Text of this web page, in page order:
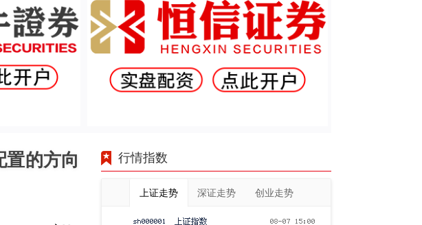
置的方向
行情指数
上证走势 深证走势 创业走势